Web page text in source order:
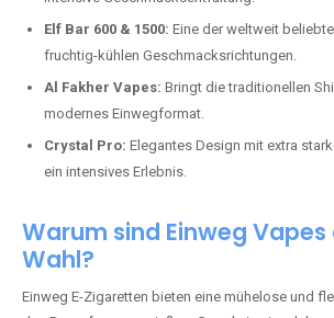
Elf Bar 600 & 1500: Eine der weltweit
fruchtig-kühlen Geschmacksrichtungen.
Al Fakher Vapes: Bringt die traditionellen
modernes Einwegformat.
Crystal Pro: Elegantes Design mit extra
ein intensives Erlebnis.
Warum sind Einweg
Wahl?
Einweg E-Zigaretten bieten eine mühelose und